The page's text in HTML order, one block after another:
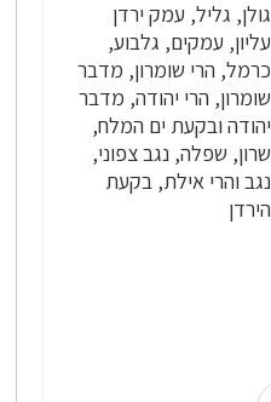
גולן, גליל, עמק ירדן
עליון, עמקים, גלבוע,
כרמל, הרי שומרון, מדבר
שומרון, הרי יהודה, מדבר
יהודה ובקעת ים המלח,
שרון, שפלה, נגב צפוני,
נגב והרי אילת, בקעת
הירדן